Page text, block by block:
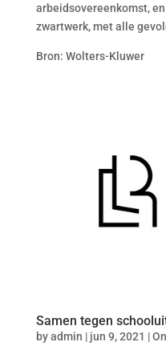
arbeidsovereenkomst,
zwartwerk, met alle
Bron: Wolters-Kluwer
Samen tegen
byadmin | jun 9, 2021 |